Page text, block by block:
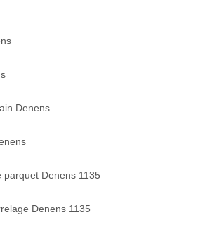
Denens
parquet Denens 1135
Denens 1135